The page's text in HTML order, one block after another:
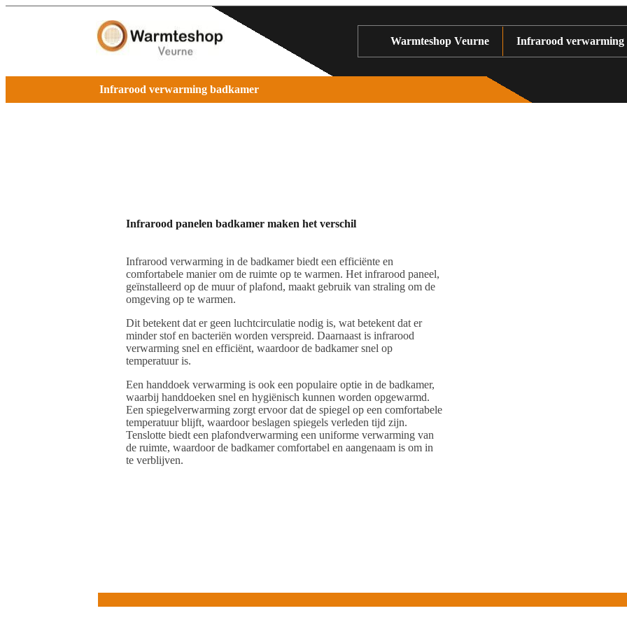
Warmteshop Veurne Infrarood verwarming
Infrarood verwarming badkamer
Infrarood panelen badkamer maken het verschil
Infrarood verwarming in de badkamer biedt een efficiënte en
comfortabele manier om de ruimte op te warmen. Het infrarood paneel,
geïnstalleerd op de muur of plafond, maakt gebruik van straling om de
omgeving op te warmen.
Dit betekent dat er geen luchtcirculatie nodig is, wat betekent dat er
minder stof en bacteriën worden verspreid. Daarnaast is infrarood
verwarming snel en efficiënt, waardoor de badkamer snel op
temperatuur is.
Een handdoek verwarming is ook een populaire optie in de badkamer,
waarbij handdoeken snel en hygiënisch kunnen worden opgewarmd.
Een spiegelverwarming zorgt ervoor dat de spiegel op een comfortabele
temperatuur blijft, waardoor beslagen spiegels verleden tijd zijn.
Tenslotte biedt een plafondverwarming een uniforme verwarming van
de ruimte, waardoor de badkamer comfortabel en aangenaam is om in
te verblijven.